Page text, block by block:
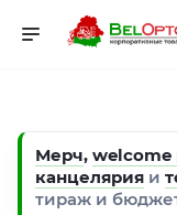
Мерч, welcome
канцелярия и
тираж и